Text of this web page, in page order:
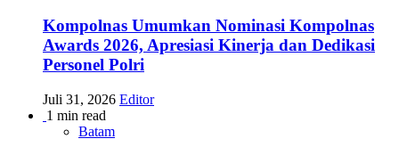
Kompolnas Umumkan Nominasi Kompolnas
Awards 2026, Apresiasi Kinerja dan Dedikasi
Personel Polri
Juli 31, 2026 Editor
1 min read
Batam